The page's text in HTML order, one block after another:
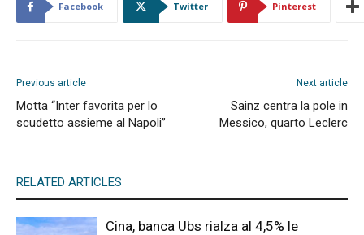
Facebook Twitter Pinterest
Previous article
Motta “Inter favorita per lo
scudetto assieme al Napoli”
Next article
Sainz centra la pole in
Messico, quarto Leclerc
RELATED ARTICLES
Cina, banca Ubs rialza al 4,5% le